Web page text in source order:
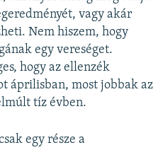
vagy akár
Nem hiszem, hogy
egy vereséget.
hogy az ellenzék
áprilisban, most jobbak az
tíz évben.
egy része a